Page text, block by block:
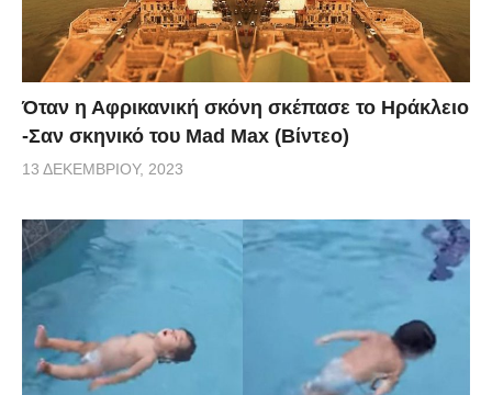
Όταν η Αφρικανική σκόνη σκέπασε το Ηράκλειο
-Σαν σκηνικό του Mad Max (Βίντεο)
13 ΔΕΚΕΜΒΡΊΟΥ, 2023